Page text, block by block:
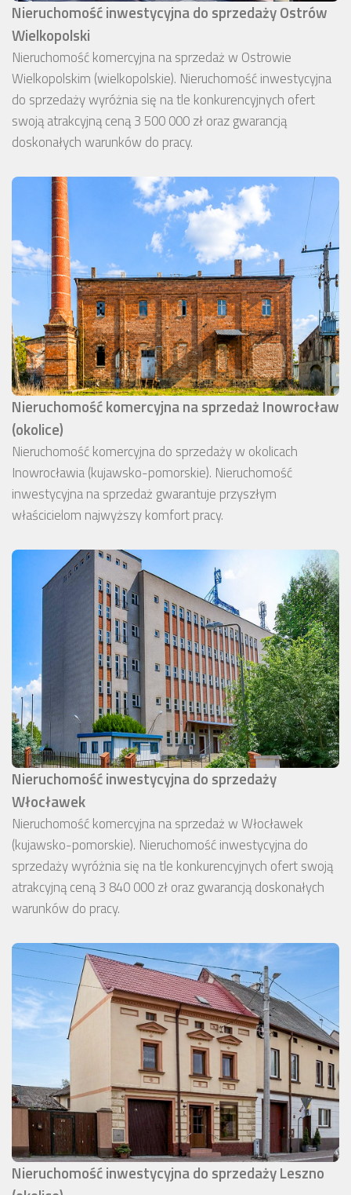
Nieruchomość inwestycyjna do sprzedaży Ostrów
Wielkopolski
Nieruchomość komercyjna na sprzedaż w Ostrowie
Wielkopolskim (wielkopolskie). Nieruchomość inwestycyjna
do sprzedaży wyróżnia się na tle konkurencyjnych ofert
swoją atrakcyjną ceną 3 500 000 zł oraz gwarancją
doskonałych warunków do pracy.
Nieruchomość komercyjna na sprzedaż Inowrocław
(okolice)
Nieruchomość komercyjna do sprzedaży w okolicach
Inowrocławia (kujawsko-pomorskie). Nieruchomość
inwestycyjna na sprzedaż gwarantuje przyszłym
właścicielom najwyższy komfort pracy.
Nieruchomość inwestycyjna do sprzedaży
Włocławek
Nieruchomość komercyjna na sprzedaż w Włocławek
(kujawsko-pomorskie). Nieruchomość inwestycyjna do
sprzedaży wyróżnia się na tle konkurencyjnych ofert swoją
atrakcyjną ceną 3 840 000 zł oraz gwarancją doskonałych
warunków do pracy.
Nieruchomość inwestycyjna do sprzedaży Leszno